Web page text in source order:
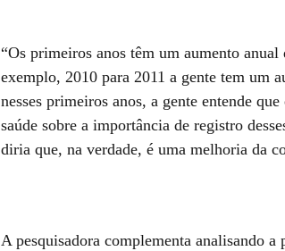
“Os primeiros anos têm um aumento
exemplo, 2010 para 2011 a gente tem um
nesses primeiros anos, a gente entende
saúde sobre a importância de registro
diria que, na verdade, é uma melhoria da
A pesquisadora complementa analisando a